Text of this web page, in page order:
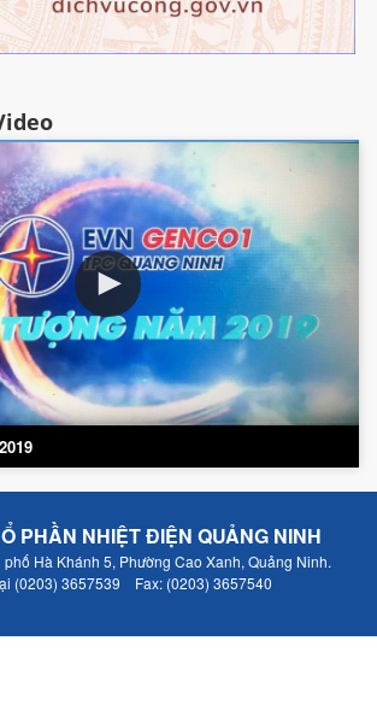
PHẦN NHIỆT ĐIỆN QUẢNG NINH
Hà Khánh 5, Phường Cao Xanh, Quảng Ninh.
(0203) 3657539 Fax: (0203) 3657540